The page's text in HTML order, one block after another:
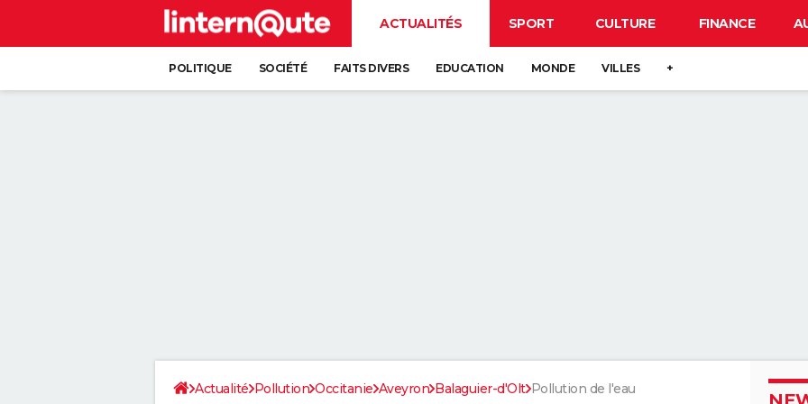
ACTUALITÉS SPORT CULTURE FINANCE
POLITIQUE SOCIÉTÉ FAITS DIVERS EDUCATION MONDE VILLES +
Actualité Pollution Occitanie Aveyron Balaguier-d'Olt Pollution de l'eau